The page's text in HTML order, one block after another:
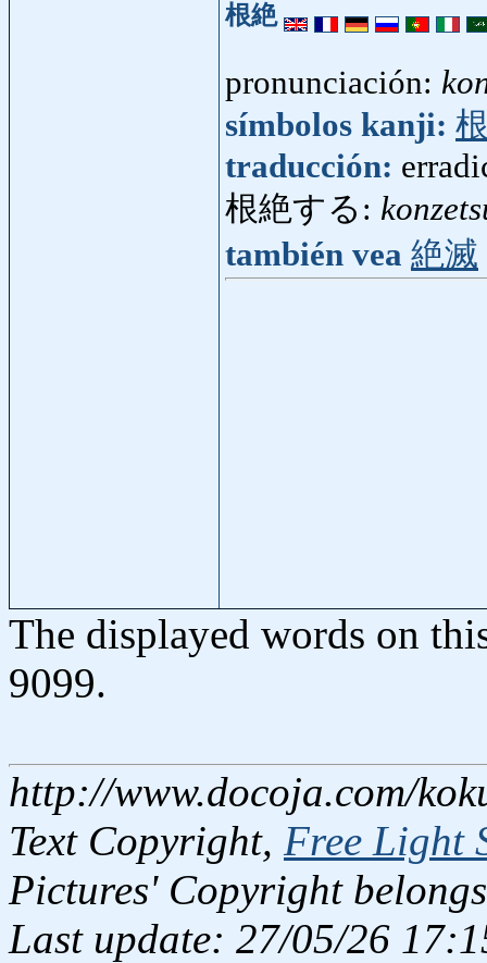
根絶
pronunciación:
símbolos kanji:
traducción:
根絶する:
también vea 絶滅
The displayed words on
9099.
http://www.docoja.com/
Text Copyright, Free Light
Pictures' Copyright
Last update: 27/05/26